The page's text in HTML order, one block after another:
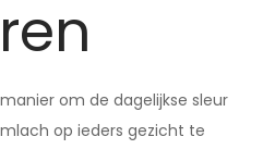
om de dagelijkse sleur
op ieders gezicht te